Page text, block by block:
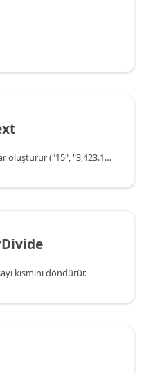
Genel metin biçimlerinden sayılar oluşturur ("15", "3,423.10", "5.0E-10").
kısmını döndürür.